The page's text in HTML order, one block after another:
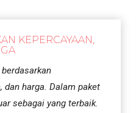
KEPERCAYAAN,
dan harga. Dalam paket
sebagai yang terbaik.